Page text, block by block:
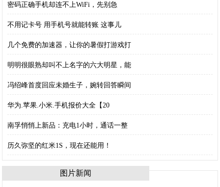
密码正确手机却连不上WiFi，先别急
不用记卡号 用手机号就能转账 这事儿
几个免费的加速器，让你的暑假打游戏打
明明很眼熟却叫不上名字的六大明星，能
冯绍峰首度回应未婚生子，婉转回答瞬间
华为.苹果.小米.手机报价大全【20
南孚悄悄上新品：充电1小时，通话一整
历久弥坚的红米1S，现在还能用！
图片新闻